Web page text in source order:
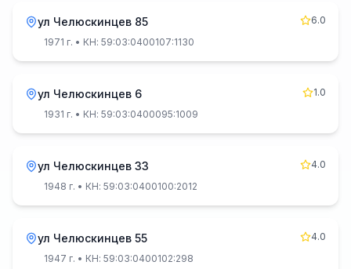
ул Челюскинцев 85
6.0
1971 г. • КН: 59:03:0400107:1130
ул Челюскинцев 6
1.0
1931 г. • КН: 59:03:0400095:1009
ул Челюскинцев 33
4.0
1948 г. • КН: 59:03:0400100:2012
ул Челюскинцев 55
4.0
1947 г. • КН: 59:03:0400102:298